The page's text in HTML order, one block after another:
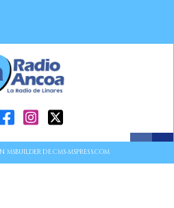
MSBUILDER DE CMS-MSPRESS.COM